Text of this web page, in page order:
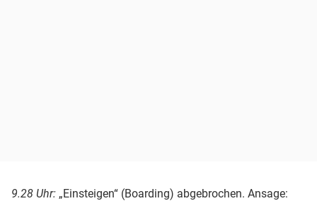
9.28 Uhr: „Einsteigen“ (Boarding) abgebrochen. Ansage: